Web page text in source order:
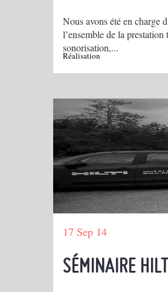
Nous avons été en charge
l’ensemble de la prestation
sonorisation,...
Réalisation
17 Sep 14
SÉMINAIRE